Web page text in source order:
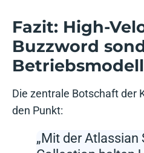
Fazit: High-
Buzzword
Betriebsmodell
Die zentrale Botschaft der
den Punkt:
„Mit der Atlassian